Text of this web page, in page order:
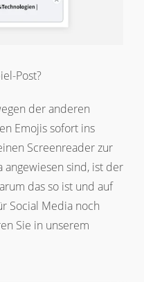
Post?
der anderen
Emojis sofort ins
Screenreader zur
angewiesen sind, ist der
das so ist und auf
Social Media noch
Sie in unserem